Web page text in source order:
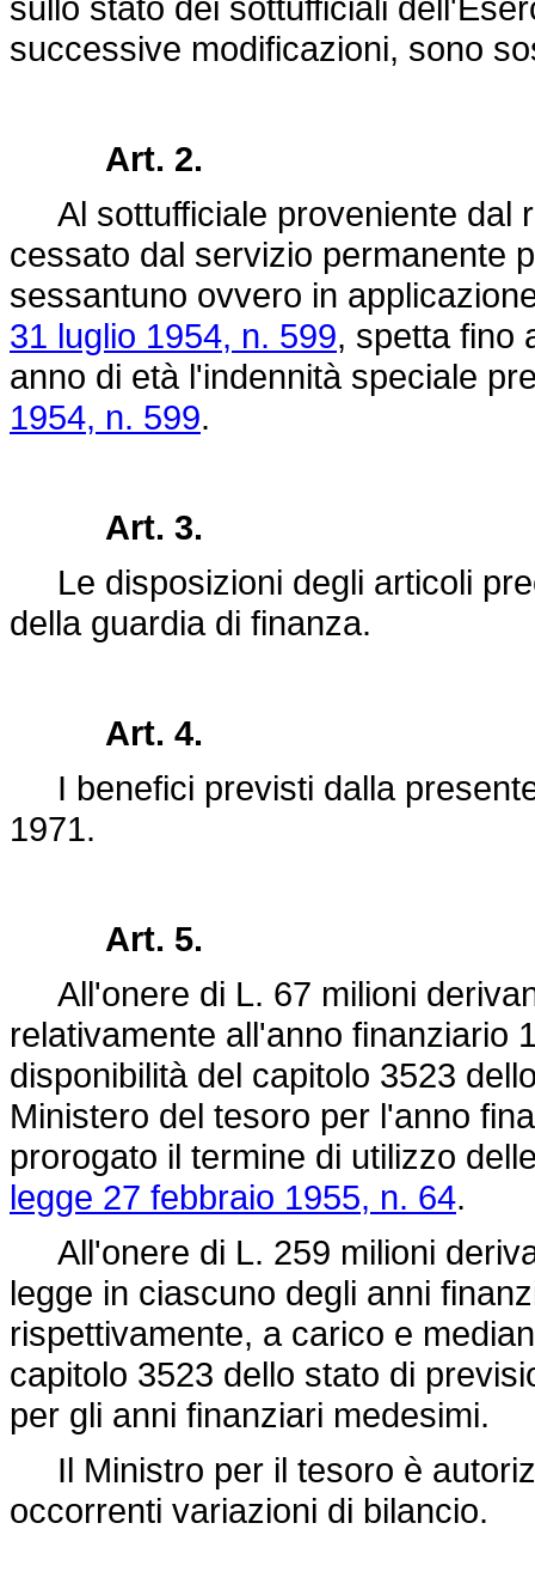
successive modificazioni, sono
Art. 2.
Al sottufficiale proveniente dal
cessato dal servizio permanente
sessantuno ovvero in
31 luglio 1954, n. 599, spetta fino
anno di età l'indennità speciale
1954, n. 599.
Art. 3.
Le disposizioni degli articoli
della guardia di finanza.
Art. 4.
I benefici previsti dalla
1971.
Art. 5.
All'onere di L. 67 milioni
relativamente all'anno finanziario
disponibilità del capitolo 3523
Ministero del tesoro per l'anno
prorogato il termine di utilizzo
legge 27 febbraio 1955, n. 64.
All'onere di L. 259 milioni
legge in ciascuno degli anni
rispettivamente, a carico e
capitolo 3523 dello stato di
per gli anni finanziari medesimi.
Il Ministro per il tesoro è
occorrenti variazioni di bilancio.